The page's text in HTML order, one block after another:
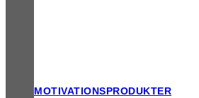
MOTIVATIONSPRODUKTER